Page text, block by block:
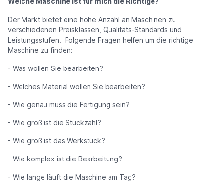
Der Markt bietet eine hohe Anzahl an Maschinen zu
verschiedenen Preisklassen, Qualitäts-Standards und
Leistungsstufen. Folgende Fragen helfen um die richtige
Maschine zu finden:
- Was wollen Sie bearbeiten?
- Welches Material wollen Sie bearbeiten?
- Wie genau muss die Fertigung sein?
- Wie groß ist die Stückzahl?
- Wie groß ist das Werkstück?
- Wie komplex ist die Bearbeitung?
- Wie lange läuft die Maschine am Tag?